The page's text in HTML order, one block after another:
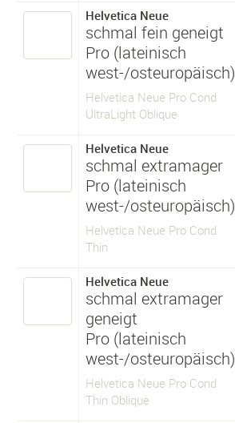
Helvetica Neue
schmal fein geneigt
Pro (lateinisch
west-/osteuropäisch)
Helvetica Neue Pro Cond
UltraLight Oblique
Helvetica Neue
schmal extramager
Pro (lateinisch
west-/osteuropäisch)
Helvetica Neue Pro Cond
Thin
Helvetica Neue
schmal extramager
geneigt
Pro (lateinisch
west-/osteuropäisch)
Helvetica Neue Pro Cond
Thin Oblique